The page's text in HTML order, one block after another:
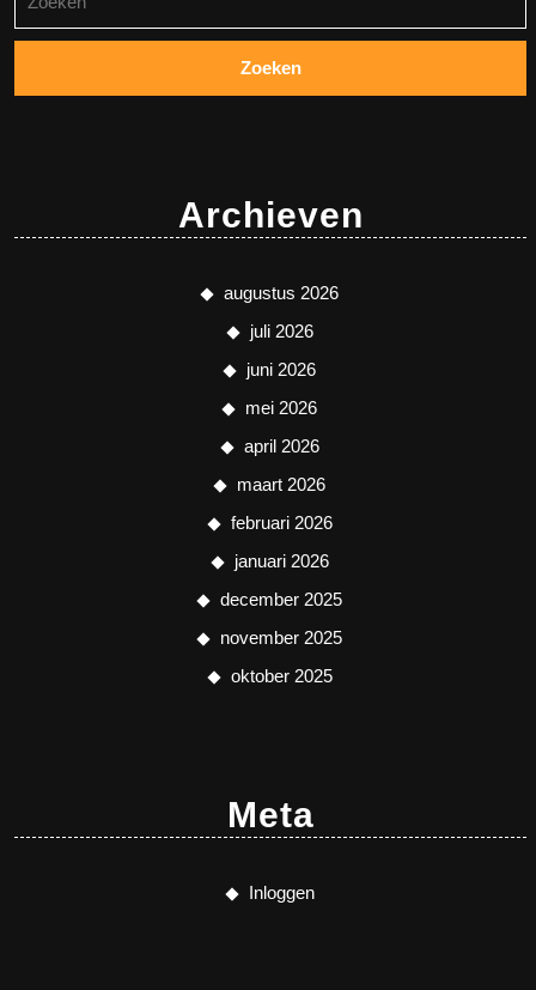
naar:
Archieven
augustus 2026
juli 2026
juni 2026
mei 2026
april 2026
maart 2026
februari 2026
januari 2026
december 2025
november 2025
oktober 2025
Meta
Inloggen